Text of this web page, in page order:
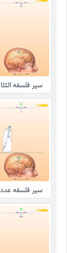
سیر فلسفه الثئا
سیر فلسفه عدد